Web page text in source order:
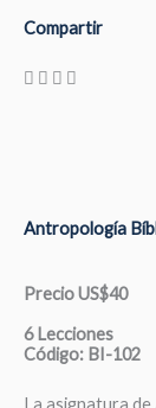
Compartir
Antropología
Precio US$40
6 Lecciones
Código: BI-102